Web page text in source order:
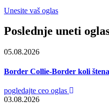
Unesite vaš oglas
Poslednje uneti
05.08.2026
Border Collie-Border koli
pogledajte ceo oglas
03.08.2026